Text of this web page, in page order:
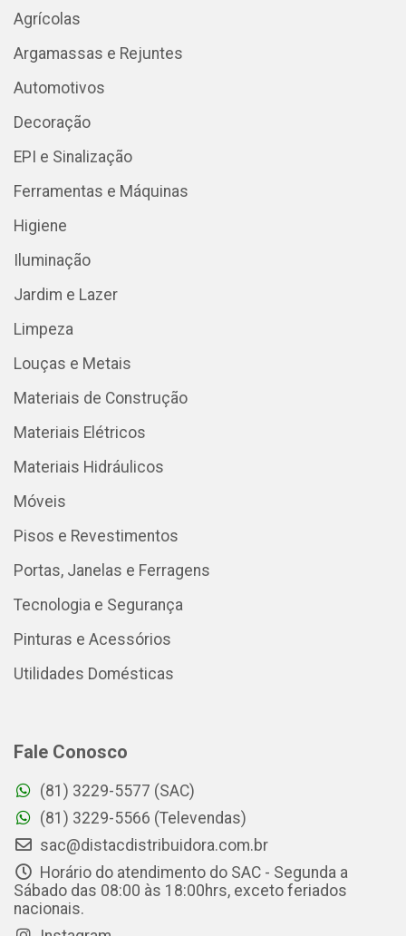
Agrícolas
Argamassas e Rejuntes
Automotivos
Decoração
EPI e Sinalização
Ferramentas e Máquinas
Higiene
Iluminação
Jardim e Lazer
Limpeza
Louças e Metais
Materiais de Construção
Materiais Elétricos
Materiais Hidráulicos
Móveis
Pisos e Revestimentos
Portas, Janelas e Ferragens
Tecnologia e Segurança
Pinturas e Acessórios
Utilidades Domésticas
Fale Conosco
(81) 3229-5577 (SAC)
(81) 3229-5566 (Televendas)
sac@distacdistribuidora.com.br
Horário do atendimento do SAC - Segunda a
Sábado das 08:00 às 18:00hrs, exceto feriados
nacionais.